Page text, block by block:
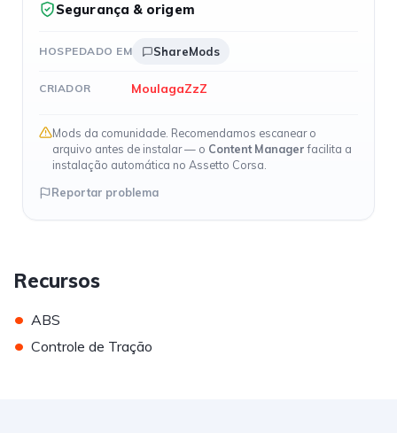
Segurança & origem
HOSPEDADO EM ShareMods
CRIADOR MoulagaZzZ
Mods da comunidade. Recomendamos escanear o
arquivo antes de instalar — o Content Managerfacilita a
instalação automática no Assetto Corsa.
Reportar problema
Recursos
• ABS
• Controle de Tração